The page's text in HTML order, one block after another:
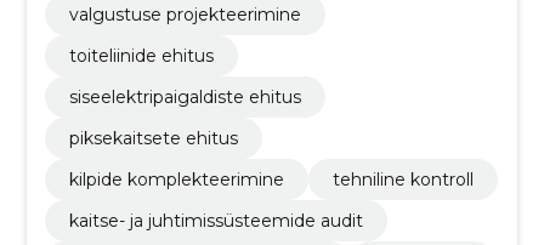
valgustuse projekteerimine
toiteliinide ehitus
siseelektripaigaldiste ehitus
piksekaitsete ehitus
kilpide komplekteerimine
tehniline kontroll
kaitse- ja juhtimissüsteemide audit